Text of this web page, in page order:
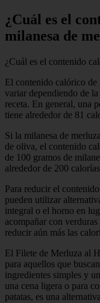
¿Cuál es el
milanesa de
¿Cuál es el contenido
El contenido calórico de
variar dependiendo de
receta. En general, una
tiene alrededor de 81
Si la milanesa de
de oliva, el contenido
de 100 gramos de
alrededor de 200
Para reducir el
pueden utilizar
integral o el horno en
acompañar con
reducir aún más las
El Filete de Merluza al
para aquellos que
ingredientes simples y
una cena ligera o para
patatas, es una